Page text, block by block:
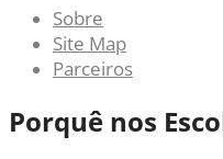
Sobre
Site Map
Parceiros
Porquê nos